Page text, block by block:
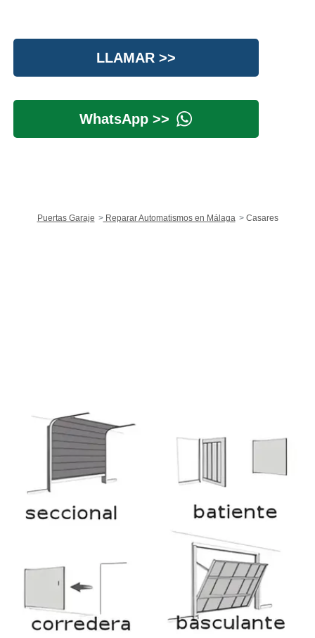
LLAMAR >>
WhatsApp >>
Puertas Garaje Reparar Automatismos en Málaga Casares